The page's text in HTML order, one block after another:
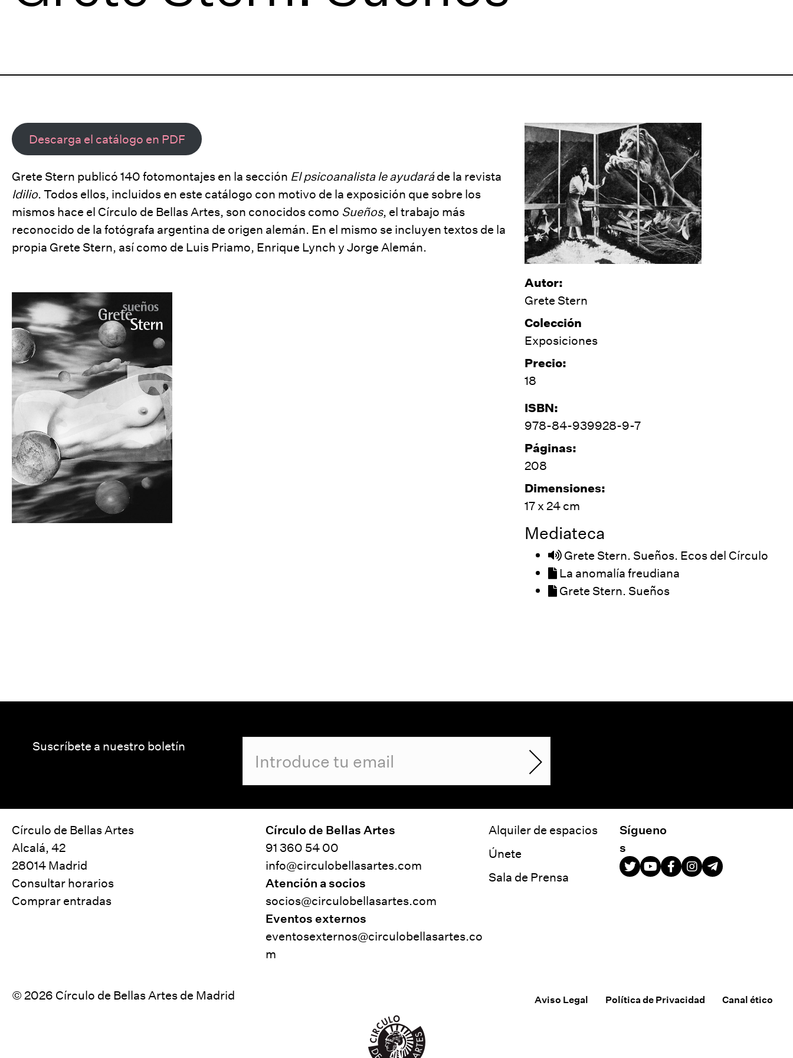
Descarga el catálogo en PDF
Grete Stern publicó 140 fotomontajes en la sección El psicoanalista le ayudaráde la revista
Idilio. Todos ellos, incluidos en este catálogo con motivo de la exposición que sobre los
mismos hace el Círculo de Bellas Artes, son conocidos como Sueños, el trabajo más
reconocido de la fotógrafa argentina de origen alemán. En el mismo se incluyen textos de la
propia Grete Stern, así como de Luis Priamo, Enrique Lynch y Jorge Alemán.
Autor:
Grete Stern
Colección
Exposiciones
Precio:
18
ISBN:
978-84-939928-9-7
Páginas:
208
Dimensiones:
17 x 24 cm
Mediateca
Grete Stern. Sueños. Ecos del Círculo
La anomalía freudiana
Grete Stern. Sueños
Suscríbete a nuestro boletín
Círculo de Bellas Artes
Alcalá, 42
28014 Madrid
Consultar horarios
Comprar entradas
Círculo de Bellas Artes
91 360 54 00
info@circulobellasartes.com
Atención a socios
socios@circulobellasartes.com
Eventos externos
eventosexternos@circulobellasartes.co
m
Alquiler de espacios
Únete
Sala de Prensa
Sígueno
s
© 2026 Círculo de Bellas Artes de Madrid Aviso Legal Política de Privacidad Canal ético